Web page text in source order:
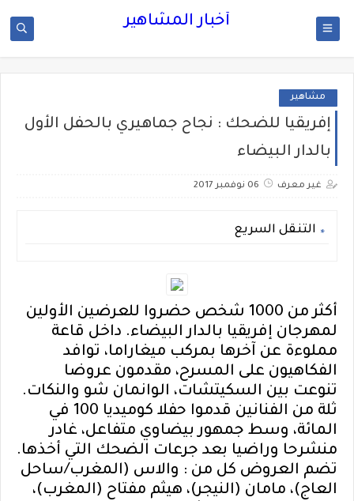
أخبار المشاهير
مشاهير
إفريقيا للضحك : نجاح جماهيري بالحفل الأول
بالدار البيضاء
غير معرف 06 نوفمبر 2017
التنقل السريع
أكثر من 1000 شخص حضروا للعرضين الأولين
لمهرجان إفريقيا بالدار البيضاء. داخل قاعة
مملوءة عن آخرها بمركب ميغاراما، توافد
الفكاهيون على المسرح، مقدمون عروضا
تنوعت بين السكيتشات، الوانمان شو والنكات.
ثلة من الفنانين قدموا حفلا كوميديا 100 في
المائة، وسط جمهور بيضاوي متفاعل، غادر
منشرحا وراضيا بعد جرعات الضحك التي أخذها.
تضم العروض كل من : والاس (المغرب/ساحل
العاج)، مامان (النيجر)، هيثم مفتاح (المغرب)،